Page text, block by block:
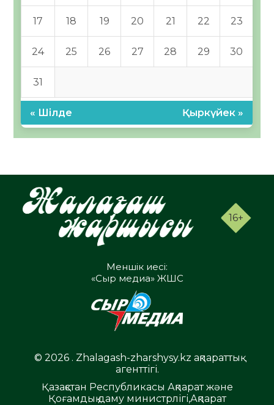
17 18 19 20 21 22 23
24 25 26 27 28 29 30
31
« Шілде Қыркүйек »
16+
Меншік иесі:
«Сыр медиа» ЖШС
© 2026 . Zhalagash-zharshysy.kz ақпараттық
агенттігі.
Қазақстан Республикасы Ақпарат және
Қоғамдық даму министрлігі,Ақпарат